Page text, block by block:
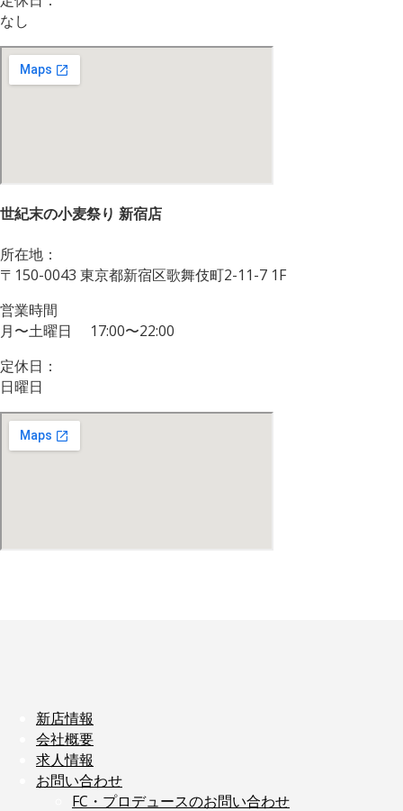
なし
世紀末の小麦祭り 新宿店
所在地：
〒150-0043 東京都新宿区歌舞伎町2-11-7 1F
営業時間
月〜土曜日 17:00〜22:00
定休日：
日曜日
新店情報
会社概要
求人情報
お問い合わせ
FC・プロデュースのお問い合わせ